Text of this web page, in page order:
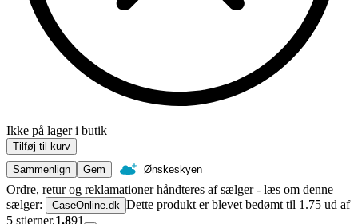
Ikke på lager i butik
Tilføj til kurv
Sammenlign
Gem Ønskeskyen
Ordre, retur og reklamationer håndteres af sælger - læs om denne
sælger:
CaseOnline.dk Dette produkt er blevet bedømt til 1.75 ud af
5 stjerner.1.891